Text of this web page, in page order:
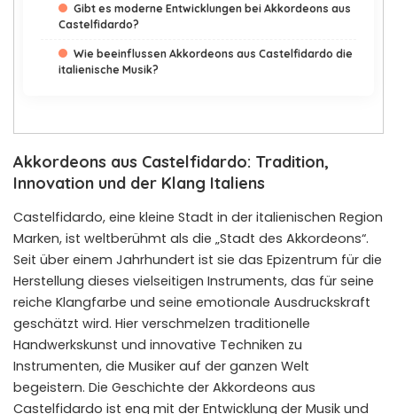
Gibt es moderne Entwicklungen bei Akkordeons aus
Castelfidardo?
Wie beeinflussen Akkordeons aus Castelfidardo die
italienische Musik?
Akkordeons aus Castelfidardo: Tradition,
Innovation und der Klang Italiens
Castelfidardo, eine kleine Stadt in der italienischen Region
Marken, ist weltberühmt als die „Stadt des Akkordeons“.
Seit über einem Jahrhundert ist sie das Epizentrum für die
Herstellung dieses vielseitigen Instruments, das für seine
reiche Klangfarbe und seine emotionale Ausdruckskraft
geschätzt wird. Hier verschmelzen traditionelle
Handwerkskunst und innovative Techniken zu
Instrumenten, die Musiker auf der ganzen Welt
begeistern. Die Geschichte der Akkordeons aus
Castelfidardo ist eng mit der Entwicklung der Musik und